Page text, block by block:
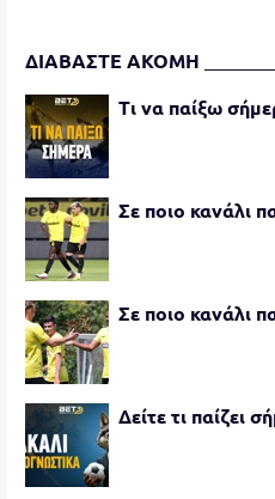
ΔΙΑΒΑΣΤΕ ΑΚΟΜΗ
Τι να παίξω
Σε ποιο κανάλι
Σε ποιο κανάλι
Δείτε τι παίζει